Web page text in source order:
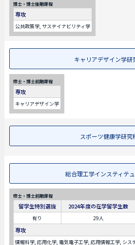
博士・博士後期課程
専攻
公共政策学, サステイナビリティ学
キャリアデザイン学研
修士・博士前期課程
専攻
キャリアデザイン学
スポーツ健康学研究
総合理工学インスティテ
修士・博士前期課程
留学生特別選抜 2024年度の在学留学生数
有り 29人
専攻
情報科学, 応用化学, 電気電子工学, 応用情報工学, シ